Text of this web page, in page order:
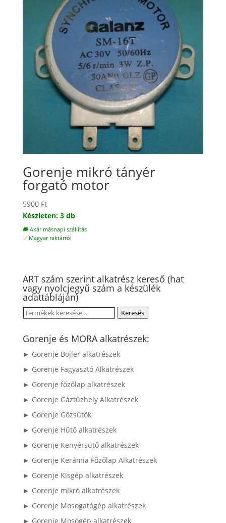
Gorenje mikró tányér
forgató motor
5900 Ft
Készleten: 3 db
🚚 Akár másnapi szállítás
✅ Magyar raktárról
ART szám szerint alkatrész kereső (hat
vagy nyolcjegyű szám a készülék
adattábláján)
Keresés
következőre:
Keresés
Gorenje és MORA alkatrészek:
► Gorenje Bojler alkatrészek
► Gorenje Fagyasztó Alkatrészek
► Gorenje főzőlap alkatrészek
► Gorenje Gáztűzhely Alkatrészek
► Gorenje Gőzsütők
► Gorenje Hűtő alkatrészek
► Gorenje Kenyérsütő alkatrészek
► Gorenje Kerámia Főzőlap Alkatrészek
► Gorenje Kisgép alkatrészek
► Gorenje mikró alkatrészek
► Gorenje Mosogatógép alkatrészek
► Gorenje Mosógép alkatrészek